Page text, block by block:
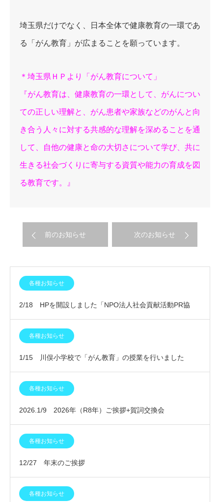
埼玉県だけでなく、日本全体で健康教育の一環であ
る「がん教育」が広まることを願っています。
＊埼玉県ＨＰより「がん教育について」
『がん教育は、健康教育の一環として、がんについ
ての正しい理解と、がん患者や家族などのがんと向
き合う人々に対する共感的な理解を深めることを通
して、自他の健康と命の大切さについて学び、共に
生きる社会づくりに寄与する資質や能力の育成を図
る教育です。』
前のお知らせ 次のお知らせ
各種お知らせ
2/18 HPを開設しました「NPO法人社会貢献活動PR協
会」各種お知らせ
1/15 川俣小学校で「がん教育」の授業を行いました
各種お知らせ
2026.1/9 2026年（R8年）ご挨拶+賀詞交換会
各種お知らせ
12/27 年末のご挨拶
各種お知らせ